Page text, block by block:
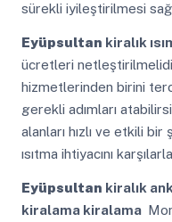
sürekli iyileştirilmesi
Eyüpsultan kiralık
ücretleri
hizmetlerinden birini
gerekli adımları
alanları hızlı ve etkili
ısıtma ihtiyacını
Eyüpsultan kiralık
kiralama kiralama